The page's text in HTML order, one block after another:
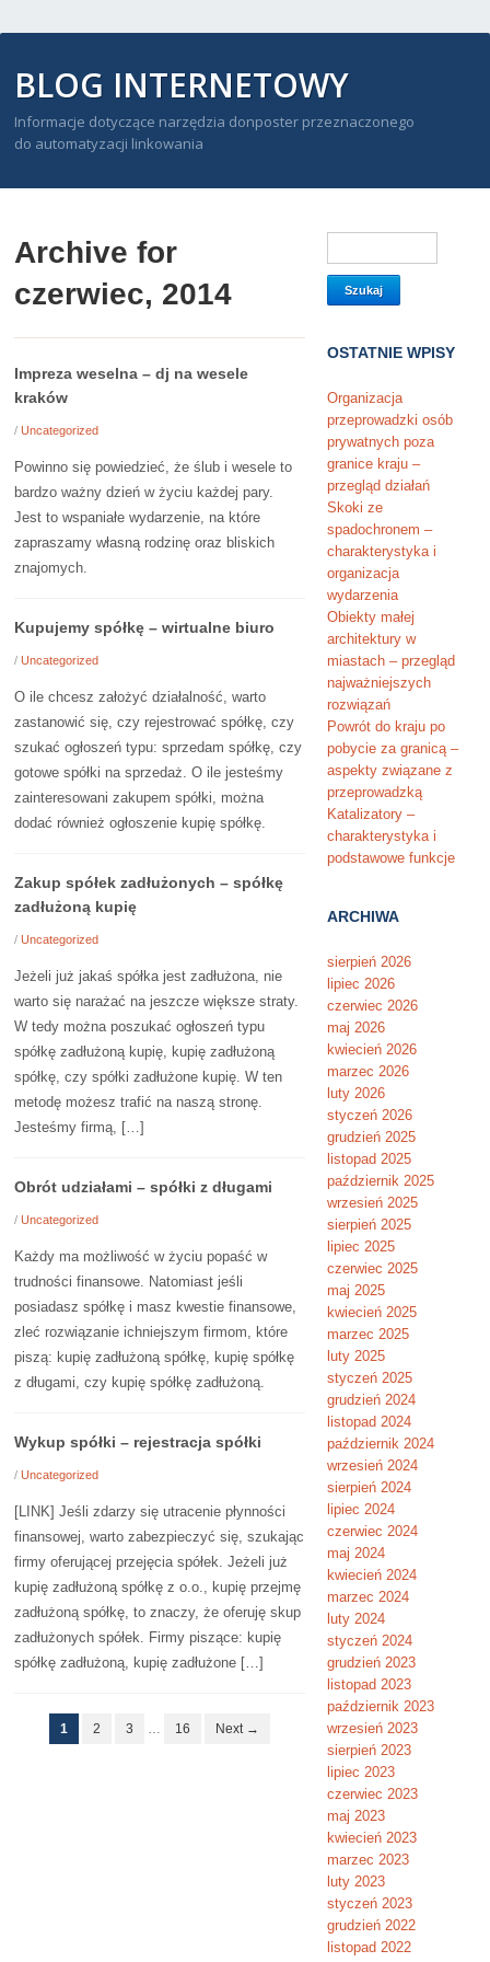
BLOG INTERNETOWY
Informacje dotyczące narzędzia donposter przeznaczonego
do automatyzacji linkowania
Archive for
czerwiec, 2014
Impreza weselna – dj na wesele
kraków
/Uncategorized
Powinno się powiedzieć, że ślub i wesele to
bardzo ważny dzień w życiu każdej pary.
Jest to wspaniałe wydarzenie, na które
zapraszamy własną rodzinę oraz bliskich
znajomych.
Kupujemy spółkę – wirtualne biuro
/Uncategorized
O ile chcesz założyć działalność, warto
zastanowić się, czy rejestrować spółkę, czy
szukać ogłoszeń typu: sprzedam spółkę, czy
gotowe spółki na sprzedaż. O ile jesteśmy
zainteresowani zakupem spółki, można
dodać również ogłoszenie kupię spółkę.
Zakup spółek zadłużonych – spółkę
zadłużoną kupię
/Uncategorized
Jeżeli już jakaś spółka jest zadłużona, nie
warto się narażać na jeszcze większe straty.
W tedy można poszukać ogłoszeń typu
spółkę zadłużoną kupię, kupię zadłużoną
spółkę, czy spółki zadłużone kupię. W ten
metodę możesz trafić na naszą stronę.
Jesteśmy firmą, […]
Obrót udziałami – spółki z długami
/Uncategorized
Każdy ma możliwość w życiu popaść w
trudności finansowe. Natomiast jeśli
posiadasz spółkę i masz kwestie finansowe,
zleć rozwiązanie ichniejszym firmom, które
piszą: kupię zadłużoną spółkę, kupię spółkę
z długami, czy kupię spółkę zadłużoną.
Wykup spółki – rejestracja spółki
/Uncategorized
[LINK] Jeśli zdarzy się utracenie płynności
finansowej, warto zabezpieczyć się, szukając
firmy oferującej przejęcia spółek. Jeżeli już
kupię zadłużoną spółkę z o.o., kupię przejmę
zadłużoną spółkę, to znaczy, że oferuję skup
zadłużonych spółek. Firmy piszące: kupię
spółkę zadłużoną, kupię zadłużone […]
1 2 3 … 16 Next →
OSTATNIE WPISY
Organizacja
przeprowadzki osób
prywatnych poza
granice kraju –
przegląd działań
Skoki ze
spadochronem –
charakterystyka i
organizacja
wydarzenia
Obiekty małej
architektury w
miastach – przegląd
najważniejszych
rozwiązań
Powrót do kraju po
pobycie za granicą –
aspekty związane z
przeprowadzką
Katalizatory –
charakterystyka i
podstawowe funkcje
ARCHIWA
sierpień 2026
lipiec 2026
czerwiec 2026
maj 2026
kwiecień 2026
marzec 2026
luty 2026
styczeń 2026
grudzień 2025
listopad 2025
październik 2025
wrzesień 2025
sierpień 2025
lipiec 2025
czerwiec 2025
maj 2025
kwiecień 2025
marzec 2025
luty 2025
styczeń 2025
grudzień 2024
listopad 2024
październik 2024
wrzesień 2024
sierpień 2024
lipiec 2024
czerwiec 2024
maj 2024
kwiecień 2024
marzec 2024
luty 2024
styczeń 2024
grudzień 2023
listopad 2023
październik 2023
wrzesień 2023
sierpień 2023
lipiec 2023
czerwiec 2023
maj 2023
kwiecień 2023
marzec 2023
luty 2023
styczeń 2023
grudzień 2022
listopad 2022